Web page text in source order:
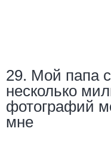
29. Мой папа
несколько
фотографий
мне